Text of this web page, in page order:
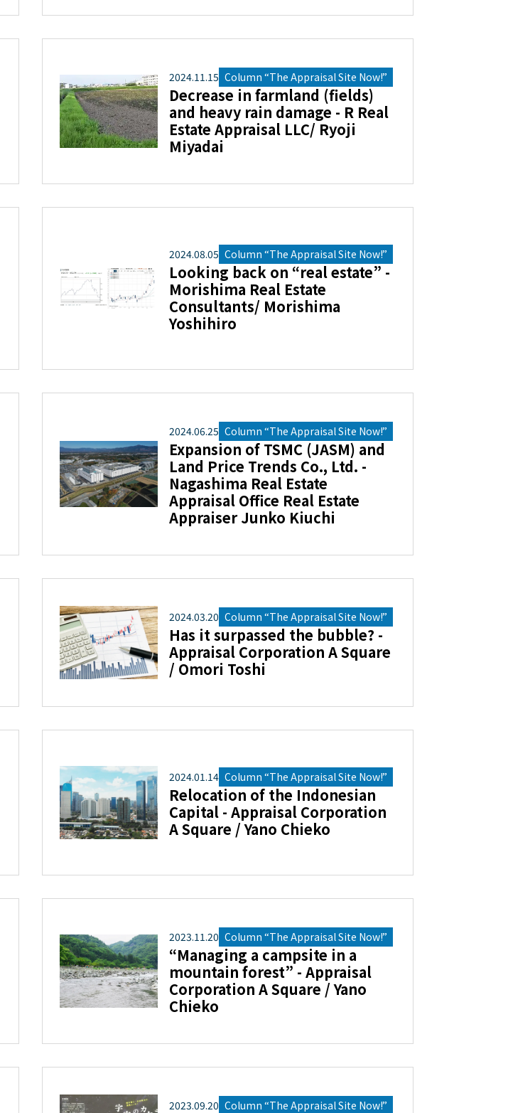
2024.11.15 Column “The Appraisal Site Now!”
Decrease in farmland (fields)
and heavy rain damage - R Real
Estate Appraisal LLC/ Ryoji
Miyadai
2024.08.05 Column “The Appraisal Site Now!”
Looking back on “real estate” -
Morishima Real Estate
Consultants/ Morishima
Yoshihiro
2024.06.25 Column “The Appraisal Site Now!”
Expansion of TSMC (JASM) and
Land Price Trends Co., Ltd. -
Nagashima Real Estate
Appraisal Office Real Estate
Appraiser Junko Kiuchi
2024.03.20 Column “The Appraisal Site Now!”
Has it surpassed the bubble? -
Appraisal Corporation A Square
/ Omori Toshi
2024.01.14 Column “The Appraisal Site Now!”
Relocation of the Indonesian
Capital - Appraisal Corporation
A Square / Yano Chieko
2023.11.20 Column “The Appraisal Site Now!”
“Managing a campsite in a
mountain forest” - Appraisal
Corporation A Square / Yano
Chieko
2023.09.20 Column “The Appraisal Site Now!”